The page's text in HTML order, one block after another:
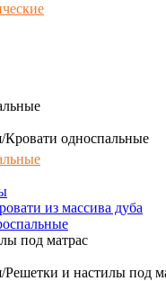
Кровати односпальные
из массива дуба
под матрас
Решетки и настилы под